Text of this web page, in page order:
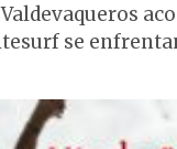
Valdevaqueros
se